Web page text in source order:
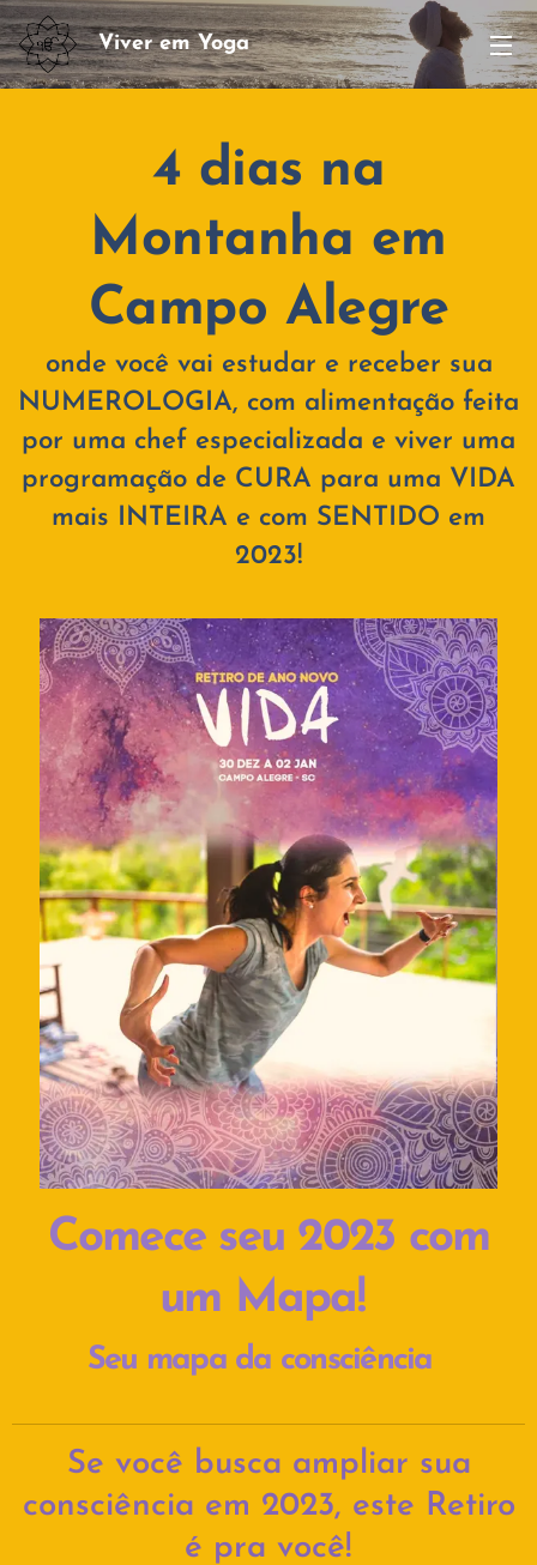
Viver em Yoga
4 dias na
Montanha em
Campo Alegre
onde você vai estudar e receber sua
NUMEROLOGIA, com alimentação feita
por uma chef especializada e viver uma
programação de CURA para uma VIDA
mais INTEIRA e com SENTIDO em
2023!
Comece seu 2023 com
um Mapa!
Seu mapa da consciência
Se você busca ampliar sua
consciência em 2023, este Retiro
é pra você!